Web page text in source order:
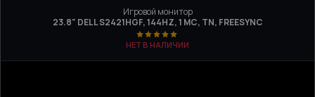
Игровой монитор
23.8" DELL S2421HGF, 144HZ, 1 МС, TN, FREESYNC
НЕТ В НАЛИЧИИ